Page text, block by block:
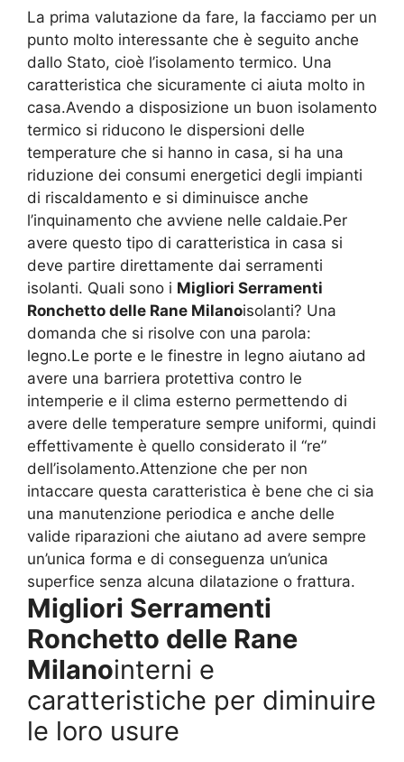
La prima valutazione da fare, la facciamo per un
punto molto interessante che è seguito anche
dallo Stato, cioè l’isolamento termico. Una
caratteristica che sicuramente ci aiuta molto in
casa.Avendo a disposizione un buon isolamento
termico si riducono le dispersioni delle
temperature che si hanno in casa, si ha una
riduzione dei consumi energetici degli impianti
di riscaldamento e si diminuisce anche
l’inquinamento che avviene nelle caldaie.Per
avere questo tipo di caratteristica in casa si
deve partire direttamente dai serramenti
isolanti. Quali sono i Migliori Serramenti
Ronchetto delle Rane Milanoisolanti? Una
domanda che si risolve con una parola:
legno.Le porte e le finestre in legno aiutano ad
avere una barriera protettiva contro le
intemperie e il clima esterno permettendo di
avere delle temperature sempre uniformi, quindi
effettivamente è quello considerato il “re”
dell’isolamento.Attenzione che per non
intaccare questa caratteristica è bene che ci sia
una manutenzione periodica e anche delle
valide riparazioni che aiutano ad avere sempre
un’unica forma e di conseguenza un’unica
superfice senza alcuna dilatazione o frattura.
Migliori Serramenti
Ronchetto delle Rane
Milanointerni e
caratteristiche per diminuire
le loro usure